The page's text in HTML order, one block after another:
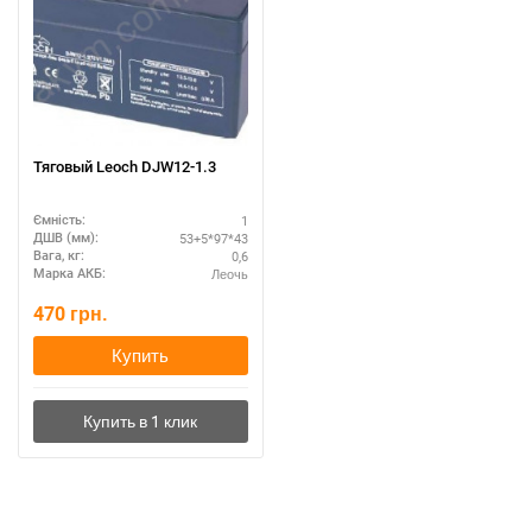
Тяговый Leoch DJW12-1.3
Ємність: 1
ДШВ (мм): 53+5*97*43
Вага, кг: 0,6
Марка АКБ: Леочь
470 грн.
Купить